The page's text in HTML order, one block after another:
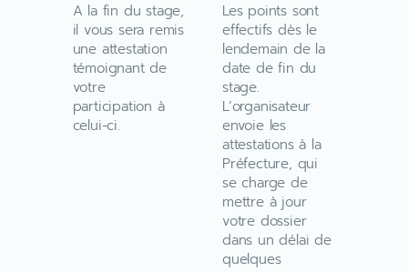
A la fin du stage,
il vous sera remis
une attestation
témoignant de
votre
participation à
celui-ci.
Les points sont
effectifs dès le
lendemain de la
date de fin du
stage.
L’organisateur
envoie les
attestations à la
Préfecture, qui
se charge de
mettre à jour
votre dossier
dans un délai de
quelques